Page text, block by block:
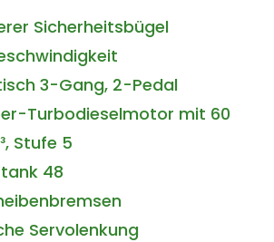
Sicherheitsbügel
3-Gang, 2-Pedal
Turbodieselmotor mit 60
Stufe 5
48
Servolenkung